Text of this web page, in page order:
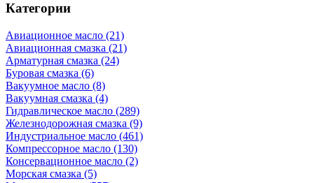
Категории
Авиационное масло (21)
Авиационная смазка (21)
Арматурная смазка (24)
Буровая смазка (6)
Вакуумное масло (8)
Вакуумная смазка (4)
Гидравлическое масло (289)
Железнодорожная смазка (9)
Индустриальное масло (461)
Компрессорное масло (130)
Консервационное масло (2)
Морская смазка (5)